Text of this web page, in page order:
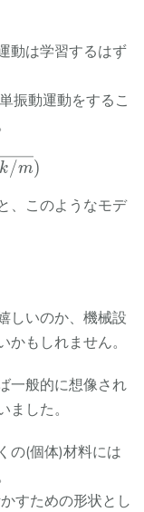
動は学習するはず
振動運動をするこ
t
k/m)
、このようなモデ
しいのか、機械設
もしれません。
一般的に想像され
した。
の(個体)材料には
すための形状とし